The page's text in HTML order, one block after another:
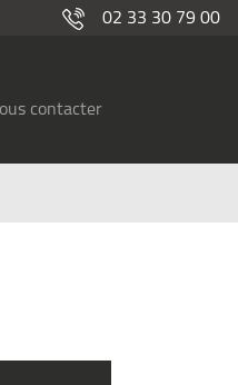
02 33 30 79 00
contacter